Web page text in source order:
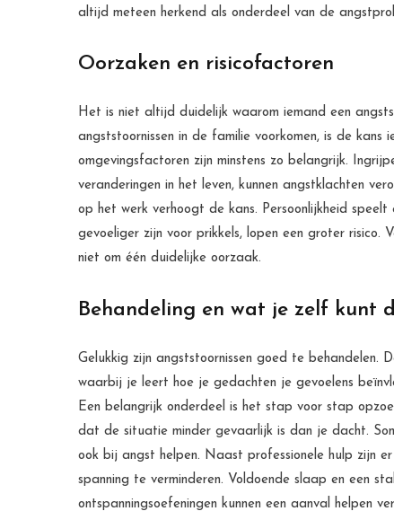
altijd meteen herkend als onderdeel van de
Oorzaken en risicofactoren
Het is niet altijd duidelijk waarom iemand een
angststoornissen in de familie voorkomen, is de
omgevingsfactoren zijn minstens zo belangrijk.
veranderingen in het leven, kunnen angstklachten
op het werk verhoogt de kans. Persoonlijkheid
gevoeliger zijn voor prikkels, lopen een groter
niet om één duidelijke oorzaak.
Behandeling en wat je zelf kunt
Gelukkig zijn angststoornissen goed te behandelen.
waarbij je leert hoe je gedachten je gevoelens
Een belangrijk onderdeel is het stap voor stap
dat de situatie minder gevaarlijk is dan je dacht.
ook bij angst helpen. Naast professionele hulp zijn
spanning te verminderen. Voldoende slaap en een
ontspanningsoefeningen kunnen een aanval helpen